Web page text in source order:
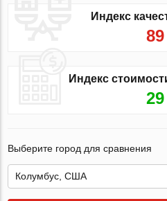
Индекс
89
Индекс
29
Выберите город для сравнения